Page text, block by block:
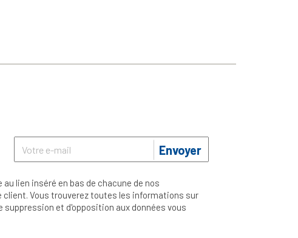
Envoyer
lien inséré en bas de chacune de nos
Vous trouverez toutes les informations sur
et d'opposition aux données vous